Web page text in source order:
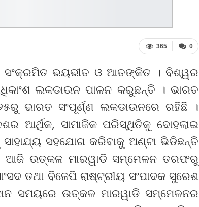
0
365
ସଂକ୍ରମିତ ଭୟଭୀତ ଓ ଆତଙ୍କିତ । ବିଶ୍ୱର
ଲକଡାଉନ ପାଳନ କରୁଛନ୍ତି । ଭାରତ
ଭାରତ ସଂପୂର୍ଣ୍ଣ ଲକଡାଉନରେ ରହିଛି ।
ଆର୍ଥିକ, ସାମାଜିକ ପରିସ୍ଥିତିକୁ ଦୋହଲାଇ
ସହଯୋଗ କରିବାକୁ ଅଣ୍ଟା ଭିଡିଛନ୍ତି
ଆଜି ଉତ୍କଳ ମାରୱାଡି ସମ୍ମେଳନ ତରଫରୁ
ତଥା ବିଜେପି ରାଷ୍ଟ୍ରୀୟ ସଂପାଦକ ସୁରେଶ
ସମୟରେ ଉତ୍କଳ ମାରୱାଡି ସମ୍ମେଳନର